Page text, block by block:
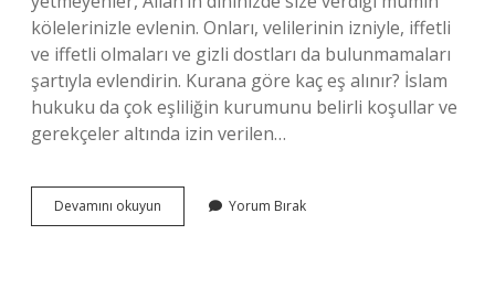
kölelerinizle evlenin. Onları, velilerinin izniyle, iffetli
ve iffetli olmaları ve gizli dostları da bulunmamaları
şartıyla evlendirin. Kurana göre kaç eş alınır? İslam
hukuku da çok eşliliğin kurumunu belirli koşullar ve
gerekçeler altında izin verilen…
Devamını okuyun
Eş
Yorum Bırak